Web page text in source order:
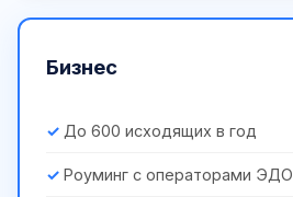
Бизнес
До 600 исходящих в год
Роуминг с операторами ЭДО